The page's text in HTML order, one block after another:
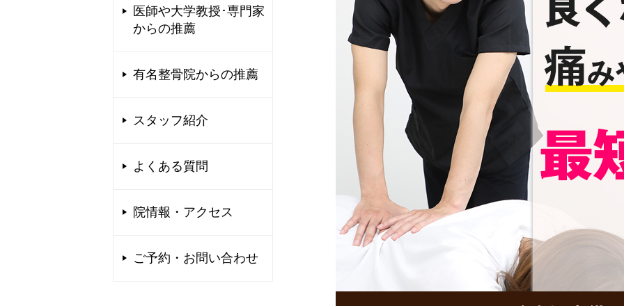
医師や大学教授･専門家
からの推薦
有名整骨院からの推薦
スタッフ紹介
よくある質問
院情報・アクセス
ご予約・お問い合わせ